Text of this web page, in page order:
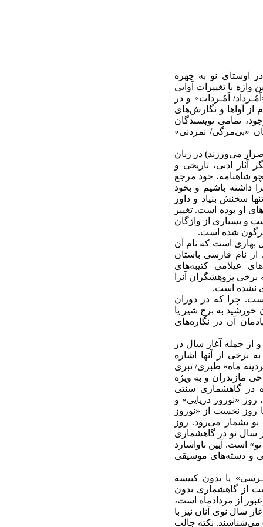
اوستای نو به چهره
با تغییرات آوایی
اَمُـردات» و در
از آواها و نگارش‌های
تمامی نویسندگان
«بی‌مرگی/ نمردنی»
می‌ورزند) در زبان
آثار ادبی، تاریخی و
شاهنامه، خود مرجع
داشته باشیم و بخود
سخنش بنیاد و داور
او بوده است. تغییر
و بسیاری از واژگان
شده است.
بهاری است که نام آن
نام فارسی باستان
عیلامی کتیبه‌های
پژوهشگران آنرا
نشده است.
است. چرا که در دوران
به برج شیر یا
آن در نگاره‌های
از جمله آغاز سال در
برخی از آنها اشاره
ماه» طبری/ تبری
مازندران و به ویژه
در گاهشماری سنتی
«نوروز دریایی» و
روز نخست از «نوروز
بشمار می‌رود. روز
سال نو در گاهشماری
است. آیین ناواسارد
و دسته‌های موسیقی
یا بدون کبیسه
از گاهشماری بدون
از مردادماه است،
سال نوی آنان نیز با
می‌شناسند. نکته جالب